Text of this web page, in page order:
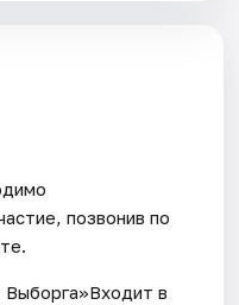
позвонив по
Выборга»Входит в